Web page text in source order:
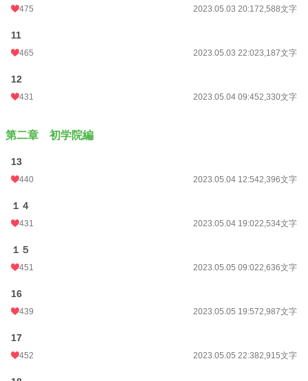
475 2023.05.03 20:172,588文字
11
465 2023.05.03 22:023,187文字
12
431 2023.05.04 09:452,330文字
第二章 初学院編
13
440 2023.05.04 12:542,396文字
１４
431 2023.05.04 19:022,534文字
１５
451 2023.05.05 09:022,636文字
16
439 2023.05.05 19:572,987文字
17
452 2023.05.05 22:382,915文字